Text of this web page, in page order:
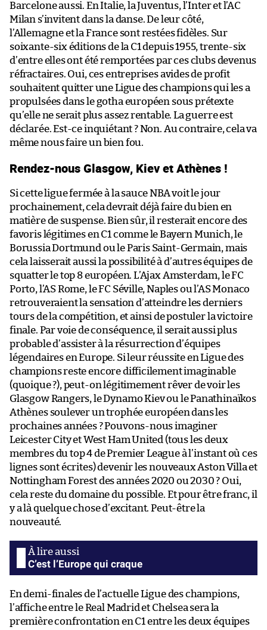
Barcelone aussi. En Italie, la Juventus, l’Inter et l’AC
Milan s’invitent dans la danse. De leur côté,
l’Allemagne et la France sont restées fidèles. Sur
soixante-six éditions de la C1 depuis 1955, trente-six
d’entre elles ont été remportées par ces clubs devenus
réfractaires. Oui, ces entreprises avides de profit
souhaitent quitter une Ligue des champions qui les a
propulsées dans le gotha européen sous prétexte
qu’elle ne serait plus assez rentable. La guerre est
déclarée. Est-ce inquiétant ? Non. Au contraire, cela va
même nous faire un bien fou.
Rendez-nous Glasgow, Kiev et Athènes !
Si cette ligue fermée à la sauce NBA voit le jour
prochainement, cela devrait déjà faire du bien en
matière de suspense. Bien sûr, il resterait encore des
favoris légitimes en C1 comme le Bayern Munich, le
Borussia Dortmund ou le Paris Saint-Germain, mais
cela laisserait aussi la possibilité à d’autres équipes de
squatter le top 8 européen. L’Ajax Amsterdam, le FC
Porto, l’AS Rome, le FC Séville, Naples ou l’AS Monaco
retrouveraient la sensation d’atteindre les derniers
tours de la compétition, et ainsi de postuler la victoire
finale. Par voie de conséquence, il serait aussi plus
probable d’assister à la résurrection d’équipes
légendaires en Europe. Si leur réussite en Ligue des
champions reste encore difficilement imaginable
(quoique ?), peut-on légitimement rêver de voir les
Glasgow Rangers, le Dynamo Kiev ou le Panathinaïkos
Athènes soulever un trophée européen dans les
prochaines années ? Pouvons-nous imaginer
Leicester City et West Ham United (tous les deux
membres du top 4 de Premier League à l’instant où ces
lignes sont écrites) devenir les nouveaux Aston Villa et
Nottingham Forest des années 2020 ou 2030 ? Oui,
cela reste du domaine du possible. Et pour être franc, il
y a là quelque chose d’excitant. Peut-être la
nouveauté.
C’est l’Europe qui craque
En demi-finales de l’actuelle Ligue des champions,
l’affiche entre le Real Madrid et Chelsea sera la
première confrontation en C1 entre les deux équipes